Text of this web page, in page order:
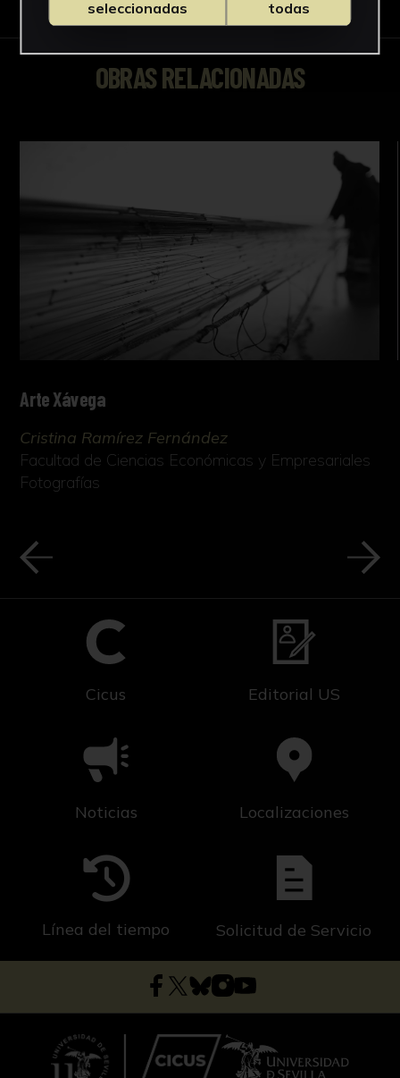
OBRAS RELACIONADAS
Arte Xávega
Cristina Ramírez Fernández
Facultad de Ciencias Económicas y Empresariales
Fotografías
Cicus Editorial US
Noticias Localizaciones
Línea del tiempo Solicitud de Servicio
seleccionadas
todas